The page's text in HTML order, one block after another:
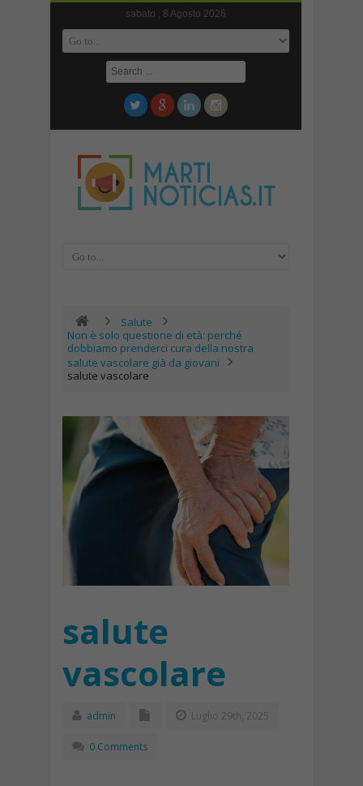
sabato , 8 Agosto 2026
Salute
Non è solo questione di età: perché
dobbiamo prenderci cura della nostra
salute vascolare già da giovani
salute vascolare
salute
vascolare
admin Luglio 29th, 2025
0 Comments